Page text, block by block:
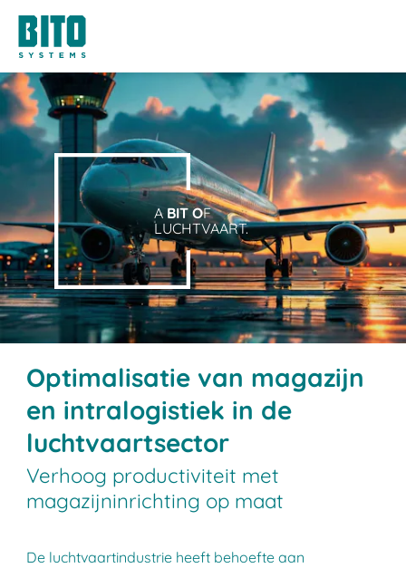
ABIT OF
LUCHTVAART.
Optimalisatie van magazijn
en intralogistiek in de
luchtvaartsector
Verhoog productiviteit met
magazijninrichting op maat
De luchtvaartindustrie heeft behoefte aan